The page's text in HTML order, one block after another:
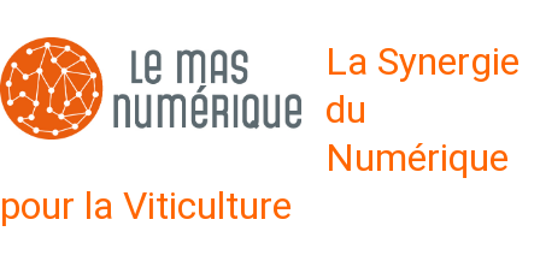
ΣΎΝΔΕΣΗ
EL
La Synergie
du
Numérique
pour la Viticulture